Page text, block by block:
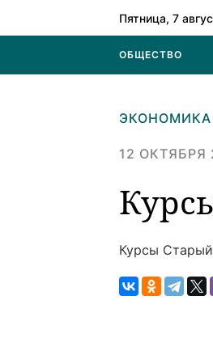
Пятница, 7
ОБЩЕСТВО
ЭКОНОМИКА
12 ОКТЯБРЯ
Курсы